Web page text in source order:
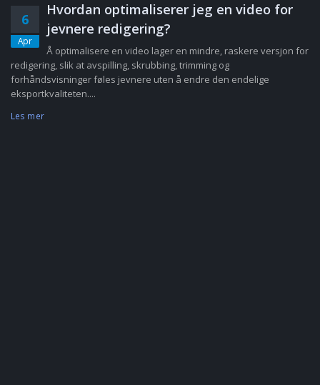
6
Apr
Hvordan optimaliserer jeg en video for
jevnere redigering?
Å optimalisere en video lager en mindre, raskere versjon for
redigering, slik at avspilling, skrubbing, trimming og
forhåndsvisninger føles jevnere uten å endre den endelige
eksportkvaliteten....
Les mer